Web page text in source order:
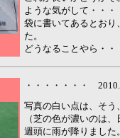
ような気がして・・・
袋に書いてあるとおり
た。
どうなることやら・・
・・・・・・・
写真の白い点は、そう
（芝の色が濃いのは
週頭に雨が降りました